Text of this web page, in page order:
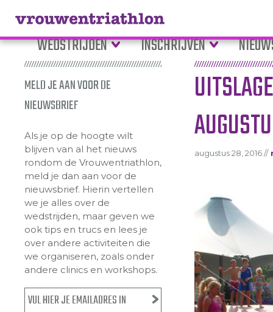
WEDSTRIJDEN INSCHRIJVEN
MELD JE AAN VOOR DE
NIEUWSBRIEF
Als je op de hoogte wilt
blijven van al het nieuws
rondom de Vrouwentriathlon,
meld je dan aan voor de
nieuwsbrief. Hierin vertellen
we je alles over de
wedstrijden, maar geven we
ook tips en trucs en lees je
over andere activiteiten die
we organiseren, zoals onder
andere clinics en workshops.
augustus 28, 2016 //